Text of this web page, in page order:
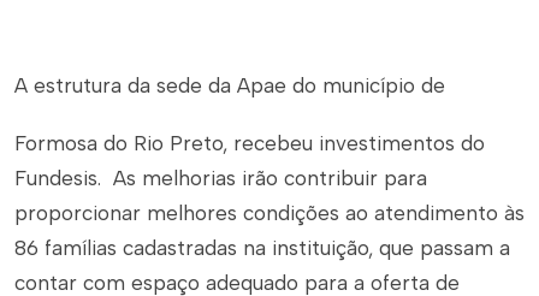
A estrutura da sede da Apae do município de
Formosa do Rio Preto, recebeu investimentos do
Fundesis. As melhorias irão contribuir para
proporcionar melhores condições ao atendimento às
86 famílias cadastradas na instituição, que passam a
contar com espaço adequado para a oferta de